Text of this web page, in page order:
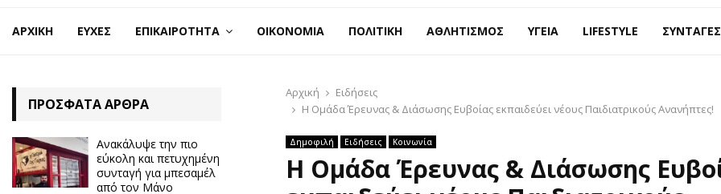
ΑΡΧΙΚΉ ΕΥΧΈΣ ΕΠΙΚΑΙΡΌΤΗΤΑ ΟΙΚΟΝΟΜΊΑ ΠΟΛΙΤΙΚΉ ΑΘΛΗΤΙΣΜΌΣ ΥΓΕΊΑ LIFESTYLE ΣΥΝΤΑΓΈΣ
Αρχική
Ειδήσεις
Η Ομάδα Έρευνας & Διάσωσης Ευβοίας εκπαιδεύει νέους Παιδιατρικούς Ανανήπτες!
Δημοφιλή Ειδήσεις Κοινωνία
Η Ομάδα Έρευνας & Διάσωσης
ΠΡΌΣΦΑΤΑ ΆΡΘΡΑ
Ανακάλυψε την πιο
εύκολη και πετυχημένη
συνταγή για μπεσαμέλ
από τον Μάνο